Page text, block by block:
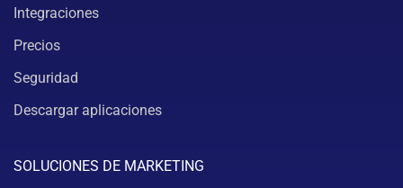
Integraciones
Precios
Seguridad
Descargar aplicaciones
SOLUCIONES DE MARKETING